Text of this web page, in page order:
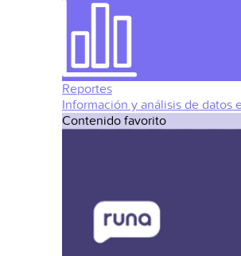
Reportes
Información y análisis de datos
Contenido favorito